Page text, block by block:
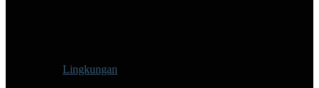
Lingkungan